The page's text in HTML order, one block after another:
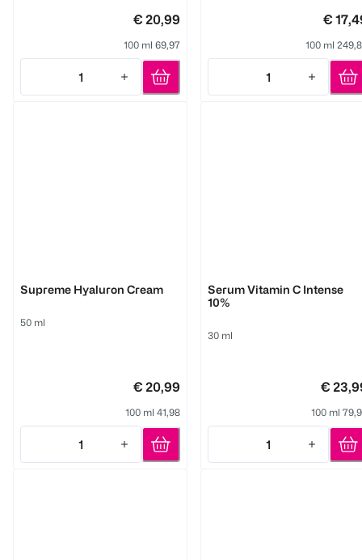
€ 20,99
100 ml 69,97
1
Quantity: 1
€
100 ml
1
Quantity: 1
Supreme Hyaluron Cream
50 ml
€ 20,99
100 ml 41,98
1
Quantity: 1
Serum Vitamin C Intense
10%
30 ml
€
100 ml
1
Quantity: 1